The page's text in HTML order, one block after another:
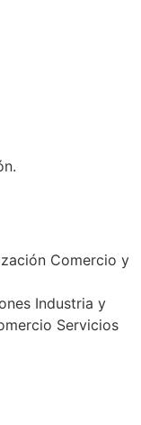
Comercio y
Industria y
Servicios